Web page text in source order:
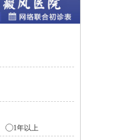
1年以上